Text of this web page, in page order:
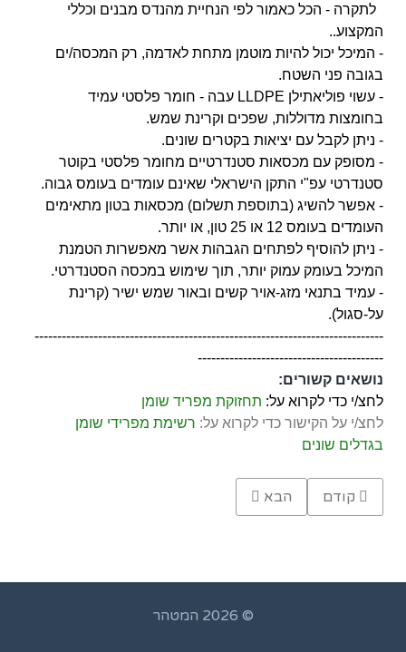
לתקרה - הכל כאמור לפי הנחיית מהנדס מבנים וכללי
המקצוע..
- המיכל יכול להיות מוטמן מתחת לאדמה, רק המכסה/ים
בגובה פני השטח.
- עשוי פוליאתילן LLDPE עבה - חומר פלסטי עמיד
בחומצות מדוללות, שפכים וקרינת שמש.
- ניתן לקבל עם יציאות בקטרים שונים.
- מסופק עם מכסאות סטנדרטיים מחומר פלסטי בקוטר
סטנדרטי עפ"י התקן הישראלי שאינם עומדים בעומס גבוה.
- אפשר להשיג (בתוספת תשלום) מכסאות בטון מתאימים
העומדים בעומס 12 או 25 טון, או יותר.
- ניתן להוסיף לפתחים הגבהות אשר מאפשרות הטמנת
המיכל בעומק עמוק יותר, תוך שימוש במכסה הסטנדרטי.
- עמיד בתנאי מזג-אויר קשים ובאור שמש ישיר (קרינת
על-סגול).
-----------------------------------------------------------------------------
-----------------------------------------
נושאים קשורים:
לחצ/י כדי לקרוא על: תחזוקת מפריד שומן
לחצ/י על הקישור כדי לקרוא על: רשימת מפרידי שומן
בגדלים שונים
Previous article: מפריד שומן 1100 ליטר
קודם Next article: בור הפרדת שומן למסעדה 1200 ליטר
הבא
© 2026 המטהר